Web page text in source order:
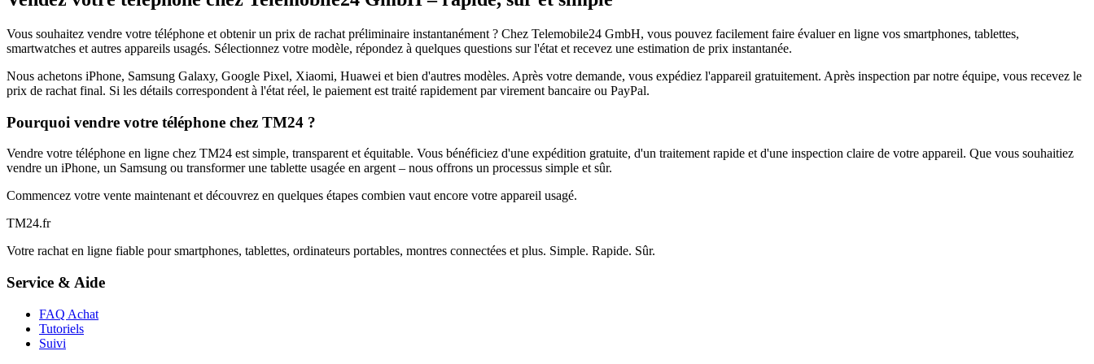
Vous souhaitez vendre votre téléphone et obtenir un prix de rachat préliminaire instantanément ? Chez Telemobile24 GmbH, vous pouvez facilement faire évaluer en ligne vos smartphones, tablettes,
smartwatches et autres appareils usagés. Sélectionnez votre modèle, répondez à quelques questions sur l'état et recevez une estimation de prix instantanée.
Nous achetons iPhone, Samsung Galaxy, Google Pixel, Xiaomi, Huawei et bien d'autres modèles. Après votre demande, vous expédiez l'appareil gratuitement. Après inspection par notre équipe, vous recevez le
prix de rachat final. Si les détails correspondent à l'état réel, le paiement est traité rapidement par virement bancaire ou PayPal.
Pourquoi vendre votre téléphone chez TM24 ?
Vendre votre téléphone en ligne chez TM24 est simple, transparent et équitable. Vous bénéficiez d'une expédition gratuite, d'un traitement rapide et d'une inspection claire de votre appareil. Que vous souhaitiez
vendre un iPhone, un Samsung ou transformer une tablette usagée en argent – nous offrons un processus simple et sûr.
Commencez votre vente maintenant et découvrez en quelques étapes combien vaut encore votre appareil usagé.
TM24.fr
Votre rachat en ligne fiable pour smartphones, tablettes, ordinateurs portables, montres connectées et plus. Simple. Rapide. Sûr.
Service & Aide
FAQ Achat
Tutoriels
Suivi